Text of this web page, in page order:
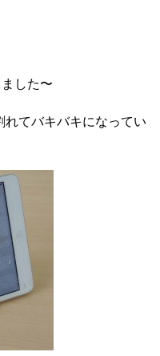
した〜
れてバキバキになってい